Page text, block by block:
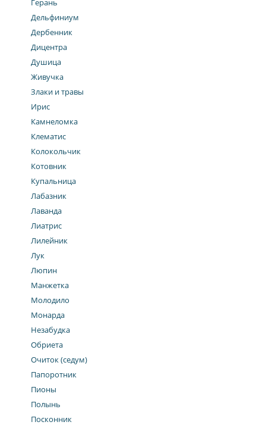
Герань
Дельфиниум
Дербенник
Дицентра
Душица
Живучка
Злаки и травы
Ирис
Камнеломка
Клематис
Колокольчик
Котовник
Купальница
Лабазник
Лаванда
Лиатрис
Лилейник
Лук
Люпин
Манжетка
Молодило
Монарда
Незабудка
Обриета
Очиток (седум)
Папоротник
Пионы
Полынь
Посконник